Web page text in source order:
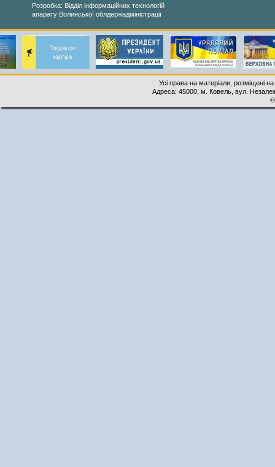
Розробка: Відділ інформаційних технологій
апарату Волинської облдержадміністрації
Усі права на матеріали, розміщені
Адреса: 45000, м. Ковель, вул.